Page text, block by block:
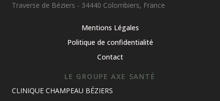
Traverse de Béziers - 34440 Colombiers, France
Mentions Légales
Politique de confidentialité
Contact
LE GROUPE AXE SANTÉ
CLINIQUE CHAMPEAU BÉZIERS